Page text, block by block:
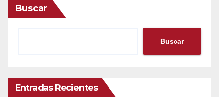
Buscar
Buscar
Entradas Recientes